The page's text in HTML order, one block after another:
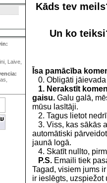
Laive,
Kāds tev
Un ko
Īsa pamācība
0. Obligāti jāievada
1. Nerakstīt
gaisu. Galu galā,
mūsu lasītāji.
2. Tagus lietot
3. Viss, kas sākās
automātiski
jaunā logā.
4. Skatīt nullto,
P.S. Emaili tiek
Tagad, visiem jums
ir ieslēgts, uzspiežot